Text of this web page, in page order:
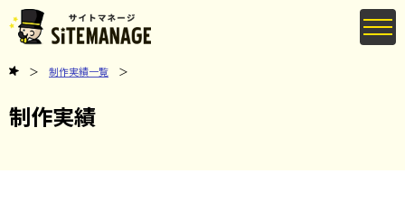
制作実績一覧
制作実績